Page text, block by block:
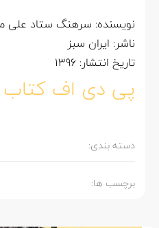
نویسنده: سرهنگ ستاد علی
ناشر: ایران سبز
تاریخ انتشار: 1396
پی دی اف کتاب
دسته بندی:
برچسب ها: